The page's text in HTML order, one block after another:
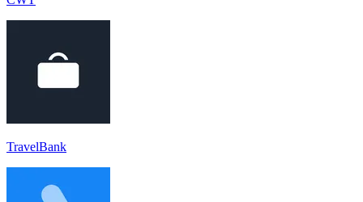
TravelBank